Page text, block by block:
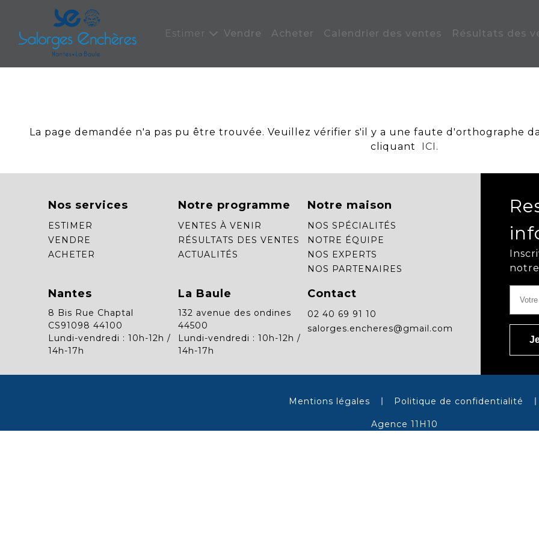
Estimer Vendre Acheter Calendrier des ventes Résultats des
La page demandée n'a pas pu être trouvée. Veuillez vérifier s'il y a une faute d'orthographe
cliquant
ICI .
Nos services
ESTIMER
VENDRE
ACHETER
Notre programme
VENTES À VENIR
RÉSULTATS DES VENTES
ACTUALITÉS
Notre maison
NOS SPÉCIALITÉS
NOTRE ÉQUIPE
NOS EXPERTS
NOS PARTENAIRES
Nantes
8 Bis Rue Chaptal
CS91098 44100
Lundi-vendredi : 10h-12h /
14h-17h
La Baule
132 avenue des ondines
44500
Lundi-vendredi : 10h-12h /
14h-17h
Contact
02 40 69 91 10
salorges.encheres@gmail.com
Mentions légales Politique de confidentialité
Agence 11H10
Panneau de gestion des cookies